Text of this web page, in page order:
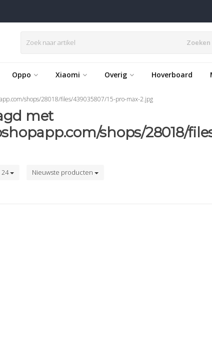
Zoeken
Oppo Xiaomi Overig Hoverboard
shops/28018/files/439035807/15-pro-max-2.jpg
met
shops/28018/
24 Nieuwste producten